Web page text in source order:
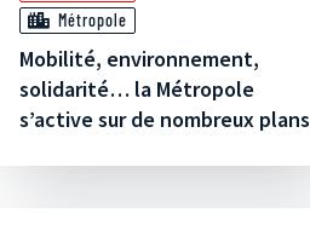
Métropole
Mobilité, environnement,
solidarité… la Métropole
s’active sur de nombreux plans